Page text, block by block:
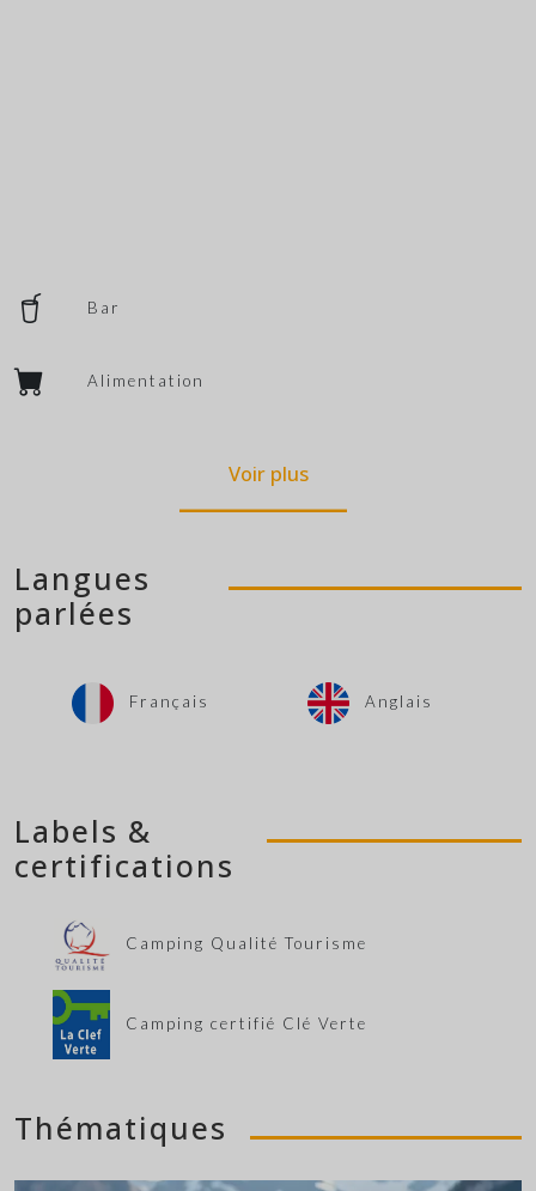
Bar
Alimentation
Voir plus
Langues
parlées
Français Anglais
Labels &
certifications
Camping Qualité Tourisme
Camping certifié Clé Verte
Thématiques